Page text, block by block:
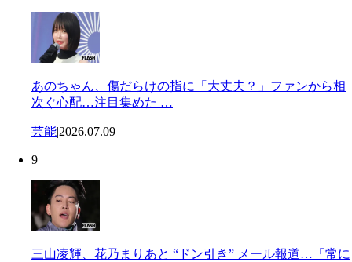
あのちゃん、傷だらけの指に「大丈夫？」ファンから相
次ぐ心配…注目集めた …
芸能|2026.07.09
9
三山凌輝、花乃まりあと “ドン引き” メール報道…「常に